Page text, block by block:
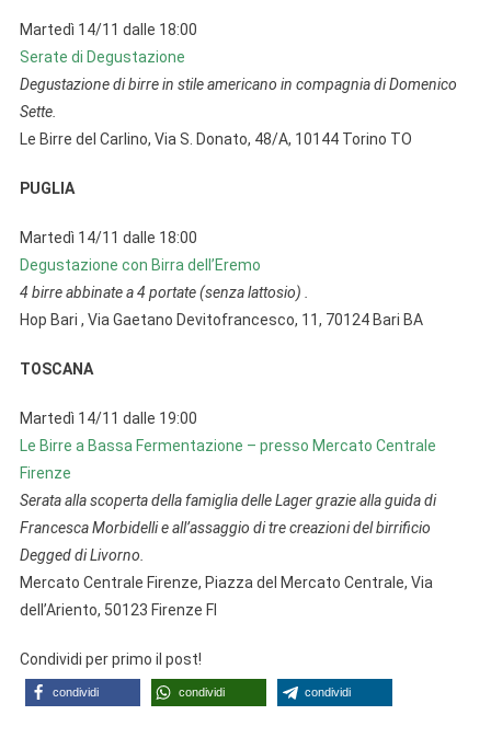
Martedì 14/11 dalle 18:00
Serate di Degustazione
Degustazione di birre in stile americano in compagnia di Domenico
Sette.
Le Birre del Carlino, Via S. Donato, 48/A, 10144 Torino TO
PUGLIA
Martedì 14/11 dalle 18:00
Degustazione con Birra dell’Eremo
4 birre abbinate a 4 portate (senza lattosio) .
Hop Bari , Via Gaetano Devitofrancesco, 11, 70124 Bari BA
TOSCANA
Martedì 14/11 dalle 19:00
Le Birre a Bassa Fermentazione – presso Mercato Centrale
Firenze
Serata alla scoperta della famiglia delle Lager grazie alla guida di
Francesca Morbidelli e all’assaggio di tre creazioni del birrificio
Degged di Livorno.
Mercato Centrale Firenze, Piazza del Mercato Centrale, Via
dell’Ariento, 50123 Firenze FI
Condividi per primo il post!
condividi condividi condividi